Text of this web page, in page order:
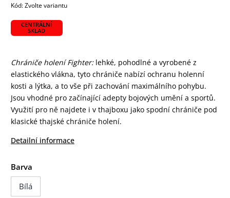
Kód:Zvolte variantu
CENTRÁLNÍ
SKLAD
Chrániče holení Fighter: lehké, pohodlné a vyrobené z
elastického vlákna, tyto chrániče nabízí ochranu holenní
kosti a lýtka, a to vše při zachování maximálního pohybu.
Jsou vhodné pro začínající adepty bojových umění a sportů.
Využití pro ně najdete i v thajboxu jako spodní chrániče pod
klasické thajské chrániče holení.
Detailní informace
Barva
Bílá